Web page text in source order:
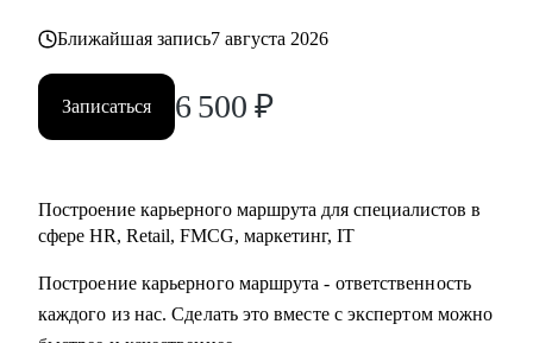
Буду рад стать вашим ментором.
Ближайшая запись7 августа 2026
Записаться 6 500 ₽
Построение карьерного маршрута для специалистов в
сфере HR, Retail, FMCG, маркетинг, IT
Построение карьерного маршрута - ответственность
каждого из нас. Сделать это вместе с экспертом можно